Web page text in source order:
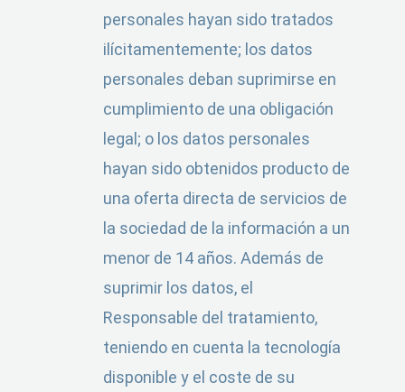
personales hayan sido tratados
ilícitamentemente; los datos
personales deban suprimirse en
cumplimiento de una obligación
legal; o los datos personales
hayan sido obtenidos producto de
una oferta directa de servicios de
la sociedad de la información a un
menor de 14 años. Además de
suprimir los datos, el
Responsable del tratamiento,
teniendo en cuenta la tecnología
disponible y el coste de su